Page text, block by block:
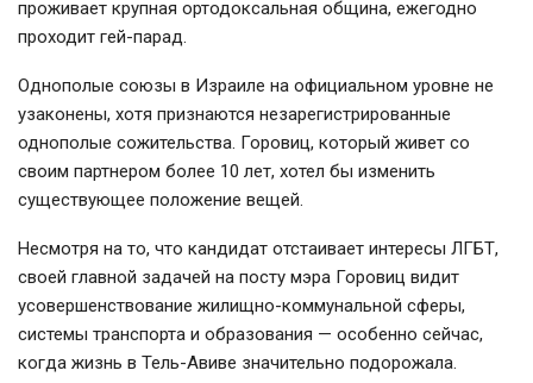
проживает крупная ортодоксальная община, ежегодно
проходит гей-парад.
Однополые союзы в Израиле на официальном уровне не
узаконены, хотя признаются незарегистрированные
однополые сожительства. Горовиц, который живет со
своим партнером более 10 лет, хотел бы изменить
существующее положение вещей.
Несмотря на то, что кандидат отстаивает интересы ЛГБТ,
своей главной задачей на посту мэра Горовиц видит
усовершенствование жилищно-коммунальной сферы,
системы транспорта и образования — особенно сейчас,
когда жизнь в Тель-Авиве значительно подорожала.